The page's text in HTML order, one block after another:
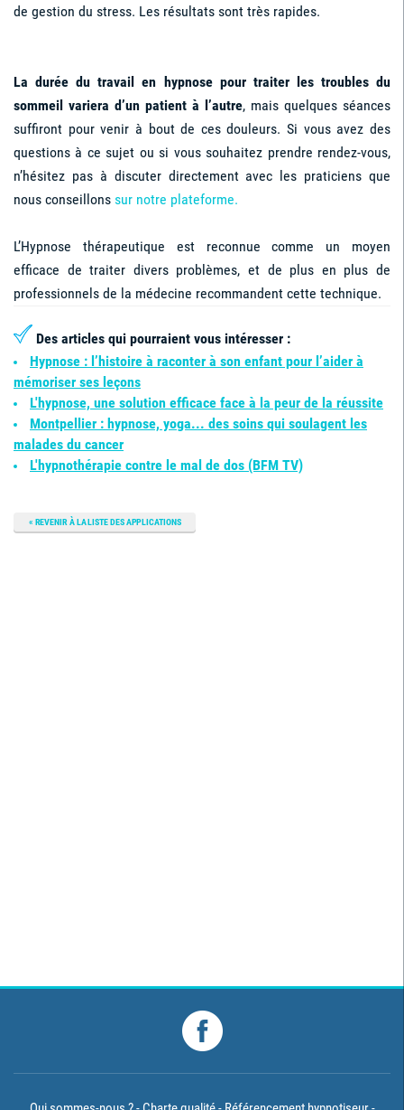
de gestion du stress. Les résultats sont très rapides.
La durée du travail en hypnose pour traiter les troubles du
sommeil variera d’un patient à l’autre, mais quelques séances
suffiront pour venir à bout de ces douleurs.Si vous avez des
questions à ce sujet ou si vous souhaitez prendre rendez-vous,
n’hésitez pas à discuter directement avec les praticiens que
nous conseillons sur notre plateforme.
L’Hypnose thérapeutique est reconnue comme un moyen
efficace de traiter divers problèmes, et de plus en plus de
professionnels de la médecine recommandent cette technique.
Des articles qui pourraient vous intéresser :
Hypnose : l’histoire à raconter à son enfant pour l’aider à
mémoriser ses leçons
L'hypnose, une solution efficace face à la peur de la réussite
Montpellier : hypnose, yoga... des soins qui soulagent les
malades du cancer
L'hypnothérapie contre le mal de dos (BFM TV)
REVENIR À LA LISTE DES APPLICATIONS